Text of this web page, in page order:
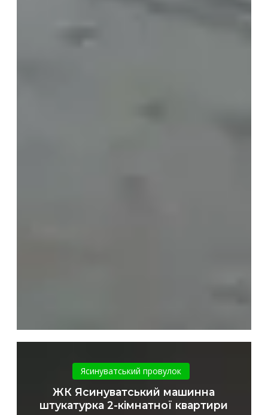
Ясинуватський
машинна
штукатурка
2-
Ясинуватський провулок
ЖК Ясинуватський машинна
штукатурка 2-кімнатної квартири